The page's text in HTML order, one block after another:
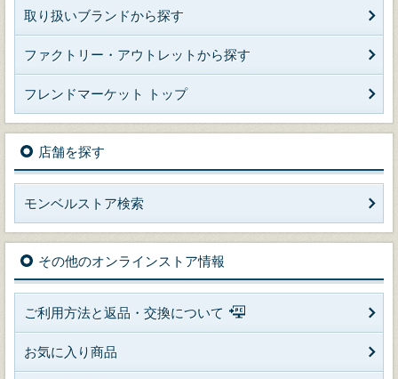
取り扱いブランドから探す
ファクトリー・アウトレットから探す
フレンドマーケット トップ
店舗を探す
モンベルストア検索
その他のオンラインストア情報
ご利用方法と返品・交換について
お気に入り商品